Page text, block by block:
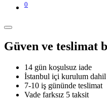
0
Güven ve teslimat
14 gün koşulsuz iade
İstanbul içi kurulum dahil
7-10 iş gününde teslimat
Vade farksız 5 taksit